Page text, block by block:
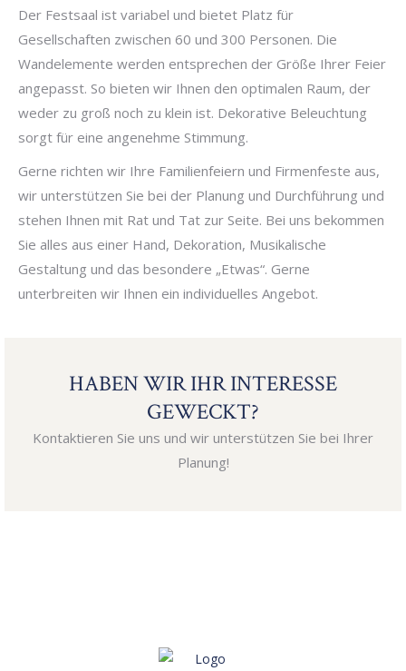
Der Festsaal ist variabel und bietet Platz für
Gesellschaften zwischen 60 und 300 Personen. Die
Wandelemente werden entsprechen der Größe Ihrer Feier
angepasst. So bieten wir Ihnen den optimalen Raum, der
weder zu groß noch zu klein ist. Dekorative Beleuchtung
sorgt für eine angenehme Stimmung.
Gerne richten wir Ihre Familienfeiern und Firmenfeste aus,
wir unterstützen Sie bei der Planung und Durchführung und
stehen Ihnen mit Rat und Tat zur Seite. Bei uns bekommen
Sie alles aus einer Hand, Dekoration, Musikalische
Gestaltung und das besondere „Etwas“. Gerne
unterbreiten wir Ihnen ein individuelles Angebot.
HABEN WIR IHR INTERESSE
GEWECKT?
Kontaktieren Sie uns und wir unterstützen Sie bei Ihrer
Planung!